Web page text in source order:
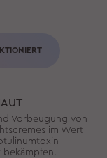
Vorbeugung von
im Wert
bekämpfen.